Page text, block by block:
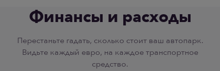
Финансы и расходы
Перестаньте гадать, сколько стоит ваш автопарк.
Видьте каждый евро, на каждое транспортное
средство.